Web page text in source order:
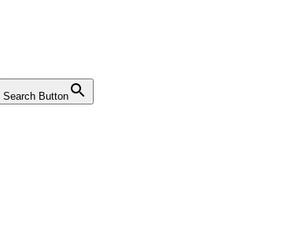
Search Button